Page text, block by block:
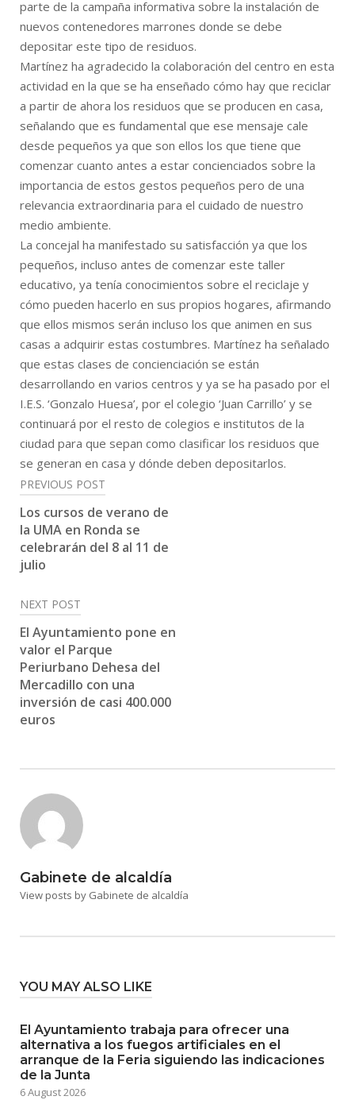
parte de la campaña informativa sobre la instalación de
nuevos contenedores marrones donde se debe
depositar este tipo de residuos.
Martínez ha agradecido la colaboración del centro en esta
actividad en la que se ha enseñado cómo hay que reciclar
a partir de ahora los residuos que se producen en casa,
señalando que es fundamental que ese mensaje cale
desde pequeños ya que son ellos los que tiene que
comenzar cuanto antes a estar concienciados sobre la
importancia de estos gestos pequeños pero de una
relevancia extraordinaria para el cuidado de nuestro
medio ambiente.
La concejal ha manifestado su satisfacción ya que los
pequeños, incluso antes de comenzar este taller
educativo, ya tenía conocimientos sobre el reciclaje y
cómo pueden hacerlo en sus propios hogares, afirmando
que ellos mismos serán incluso los que animen en sus
casas a adquirir estas costumbres. Martínez ha señalado
que estas clases de concienciación se están
desarrollando en varios centros y ya se ha pasado por el
I.E.S. ‘Gonzalo Huesa’, por el colegio ‘Juan Carrillo’ y se
continuará por el resto de colegios e institutos de la
ciudad para que sepan como clasificar los residuos que
se generan en casa y dónde deben depositarlos.
Post
navigation
PREVIOUS POST
Los cursos de verano de
la UMA en Ronda se
celebrarán del 8 al 11 de
julio
NEXT POST
El Ayuntamiento pone en
valor el Parque
Periurbano Dehesa del
Mercadillo con una
inversión de casi 400.000
euros
Gabinete de alcaldía
View posts by Gabinete de alcaldía
YOU MAY ALSO LIKE
El Ayuntamiento trabaja para ofrecer una
alternativa a los fuegos artificiales en el
arranque de la Feria siguiendo las indicaciones
de la Junta
6 August 2026